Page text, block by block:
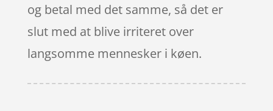
og betal med det samme, så det er
slut med at blive irriteret over
langsomme mennesker i køen.